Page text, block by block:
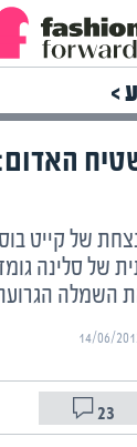
>
האדום:
של קייט
של סלינה
השמלה
23